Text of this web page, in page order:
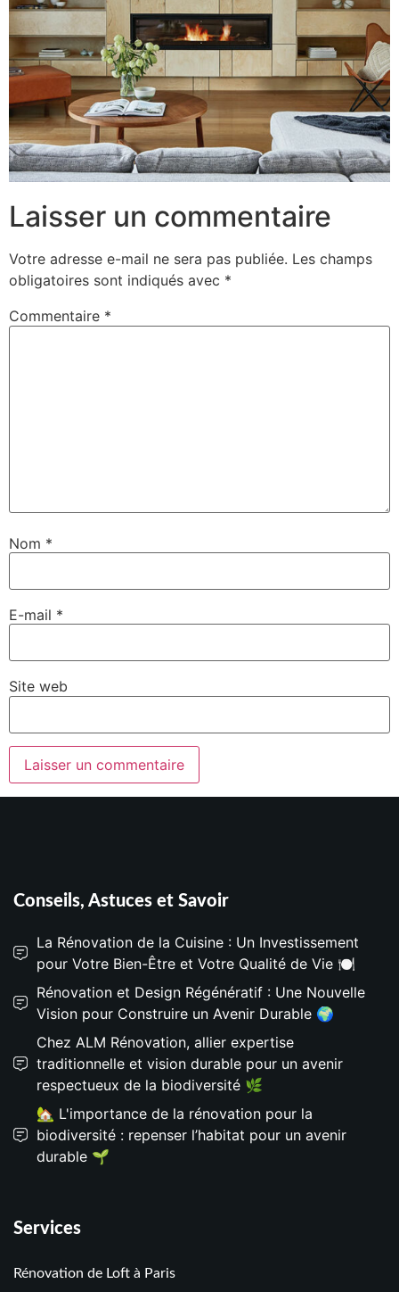
Laisser un commentaire
Votre adresse e-mail ne sera pas publiée. Les champs
obligatoires sont indiqués avec *
Commentaire *
Nom *
E-mail *
Site web
Conseils, Astuces et Savoir
La Rénovation de la Cuisine : Un Investissement
pour Votre Bien-Être et Votre Qualité de Vie 🍽️
Rénovation et Design Régénératif : Une Nouvelle
Vision pour Construire un Avenir Durable 🌍
Chez ALM Rénovation, allier expertise
traditionnelle et vision durable pour un avenir
respectueux de la biodiversité 🌿
🏡 L'importance de la rénovation pour la
biodiversité : repenser l’habitat pour un avenir
durable 🌱
Services
Rénovation de Loft à Paris